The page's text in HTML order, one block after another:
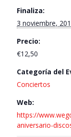
Finaliza:
3 noviembre,
Precio:
€12,50
Categoría del
Conciertos
Web:
https://
aniversario-